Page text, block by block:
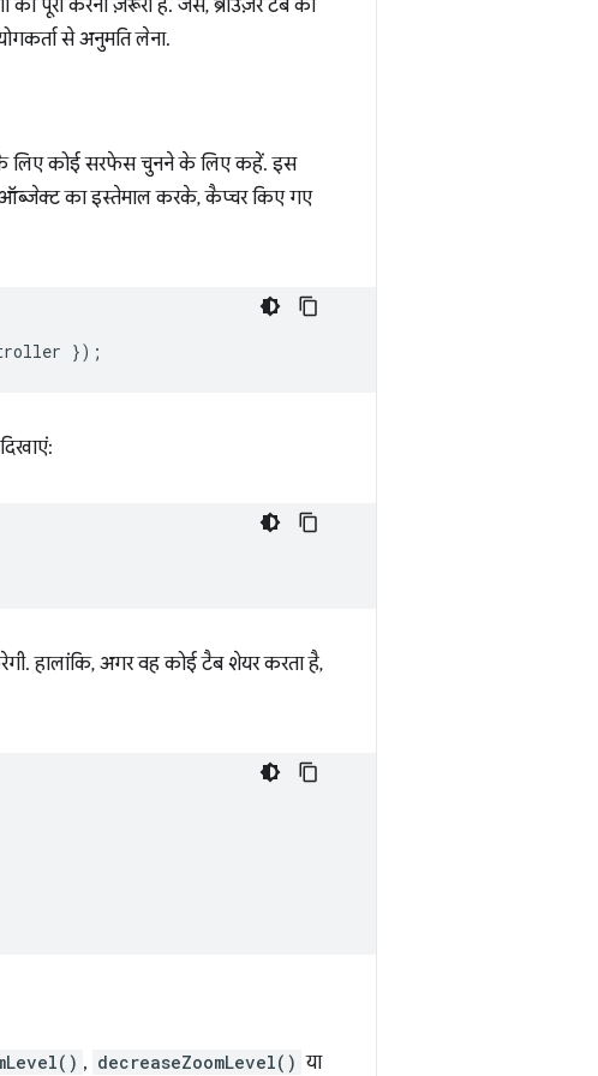
पूरा करना ज़रूरी है. जैसे, ब्राउज़र टैब को
से अनुमति लेना.
लिए कोई सरफेस चुनने के लिए कहें. इस
का इस्तेमाल करके, कैप्चर किए गए
});
हालांकि, अगर वह कोई टैब शेयर करता है,
, decreaseZoomLevel() या